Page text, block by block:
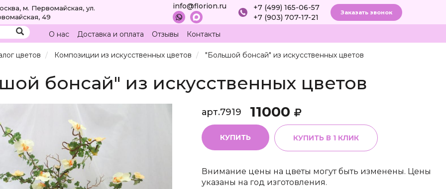
м. Первомайская, ул.
49
info@florion.ru
+7 (499) 165-06-57
+7 (903) 707-17-21
Заказать звонок
О нас Доставка и оплата Отзывы Контакты
цветов Композиции из искусственных цветов "Большой бонсай" из искусственных цветов
бонсай" из искусственных цветов
арт.7919 11000
КУПИТЬ КУПИТЬ В 1 КЛИК
Внимание цены на цветы могут быть изменены. Цены
указаны на год изготовления.